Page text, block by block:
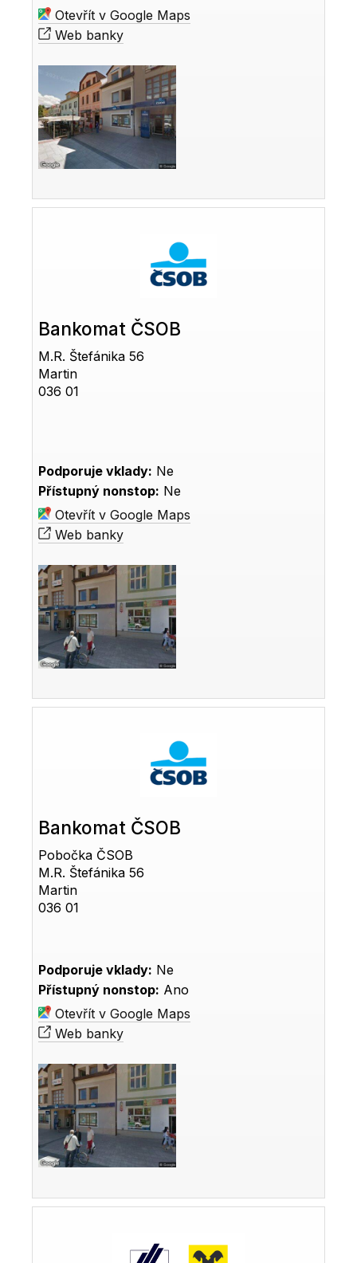
Otevřít v Google Maps
Web banky
Bankomat ČSOB
M.R. Štefánika 56
Martin
036 01
Podporuje vklady: Ne
Přístupný nonstop: Ne
Otevřít v Google Maps
Web banky
Bankomat ČSOB
Pobočka ČSOB
M.R. Štefánika 56
Martin
036 01
Podporuje vklady: Ne
Přístupný nonstop: Ano
Otevřít v Google Maps
Web banky